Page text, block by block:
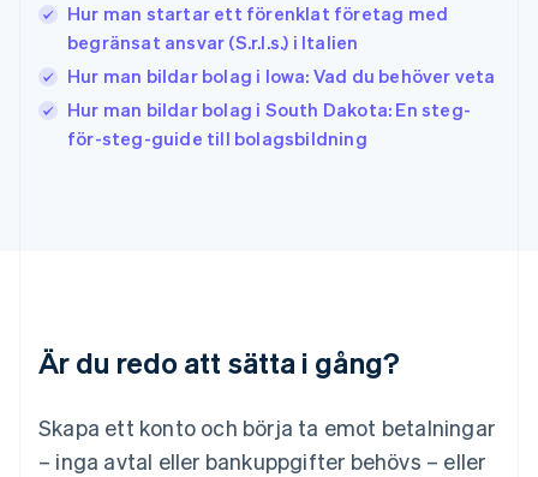
Hur man startar ett förenklat företag med
begränsat ansvar (S.r.l.s.) i Italien
Hur man bildar bolag i Iowa: Vad du behöver veta
Hur man bildar bolag i South Dakota: En steg-
för-steg-guide till bolagsbildning
Är du redo att sätta i gång?
Skapa ett konto och börja ta emot betalningar
– inga avtal eller bankuppgifter behövs – eller
Japan
日本語English
EnglishFrançais
Kroatien
EnglishItaliano
Malaysia
English
Mexiko